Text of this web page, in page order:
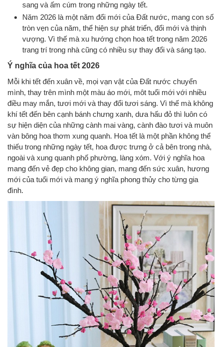
sang và ấm cúm trong những ngày tết.
Năm 2026 là một năm đổi mới của Đất nước, mang con số
tròn vẹn của năm, thể hiện sự phát triển, đổi mới và thịnh
vượng. Vì thế mà xu hướng chọn hoa tết trong năm 2026
trang trí trong nhà cũng có nhiều sự thay đổi và sáng tạo.
Ý nghĩa của hoa tết 2026
Mỗi khi tết đến xuân về, mọi vạn vật của Đất nước chuyển
mình, thay trên mình một màu áo mới, môt tuổi mới với nhiều
điều may mắn, tươi mới và thay đổi tươi sáng. Vì thế mà không
khí tết đến bên cạnh bánh chưng xanh, dưa hấu đỏ thì luôn có
sự hiện diện của những cành mai vàng, cành đào tươi và muôn
vàn bông hoa thơm xung quanh. Hoa tết là một phần không thể
thiếu trong những ngày tết, hoa được trưng ở cả bên trong nhà,
ngoài và xung quanh phố phường, làng xóm. Với ý nghĩa hoa
mang đến vẻ đẹp cho không gian, mang đến sức xuân, hương
mới của tuổi mới và mang ý nghĩa phong thủy cho từng gia
đình.